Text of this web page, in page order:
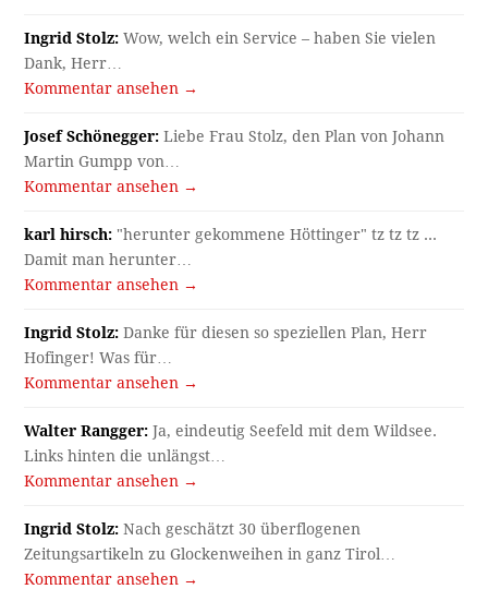
Ingrid Stolz: Wow, welch ein Service – haben Sie vielen
Dank, Herr…
Kommentar ansehen →
Josef Schönegger: Liebe Frau Stolz, den Plan von Johann
Martin Gumpp von…
Kommentar ansehen →
karl hirsch: "herunter gekommene Höttinger" tz tz tz ...
Damit man herunter…
Kommentar ansehen →
Ingrid Stolz: Danke für diesen so speziellen Plan, Herr
Hofinger! Was für…
Kommentar ansehen →
Walter Rangger: Ja, eindeutig Seefeld mit dem Wildsee.
Links hinten die unlängst…
Kommentar ansehen →
Ingrid Stolz: Nach geschätzt 30 überflogenen
Zeitungsartikeln zu Glockenweihen in ganz Tirol…
Kommentar ansehen →